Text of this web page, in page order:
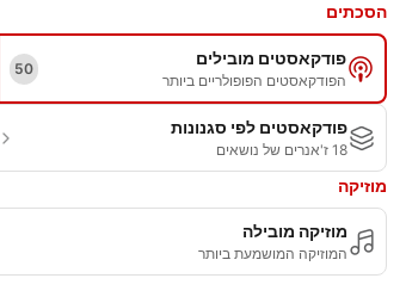
הסכתים
פודקאסטים מובילים
הפודקאסטים הפופולריים ביותר
50
פודקאסטים לפי סגנונות
18 ז'אנרים של נושאים
מוזיקה
מוזיקה מובילה
המוזיקה המושמעת ביותר